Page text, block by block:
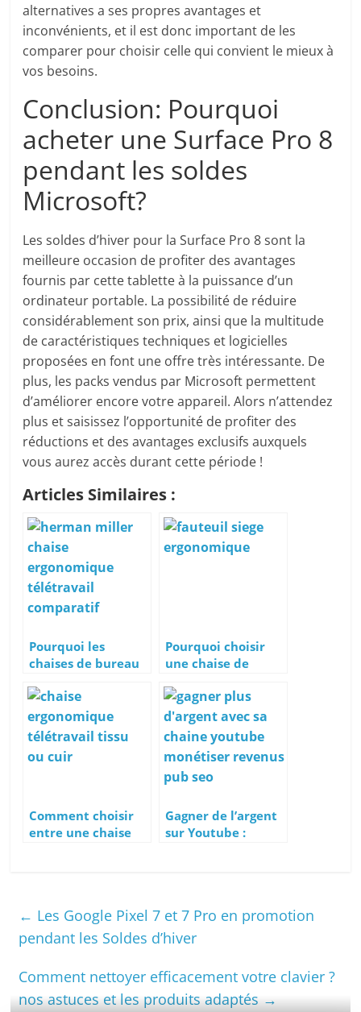
alternatives a ses propres avantages et
inconvénients, et il est donc important de les
comparer pour choisir celle qui convient le mieux à
vos besoins.
Conclusion: Pourquoi
acheter une Surface Pro 8
pendant les soldes
Microsoft?
Les soldes d’hiver pour la Surface Pro 8 sont la
meilleure occasion de profiter des avantages
fournis par cette tablette à la puissance d’un
ordinateur portable. La possibilité de réduire
considérablement son prix, ainsi que la multitude
de caractéristiques techniques et logicielles
proposées en font une offre très intéressante. De
plus, les packs vendus par Microsoft permettent
d’améliorer encore votre appareil. Alors n’attendez
plus et saisissez l’opportunité de profiter des
réductions et des avantages exclusifs auxquels
vous aurez accès durant cette période !
Articles Similaires :
Pourquoi les
chaises de bureau
sont-elles si chères
?
Pourquoi choisir
une chaise de
ergonomique pour
télétravailler
Comment choisir
entre une chaise
Gagner de l’argent
sur Youtube :
Revenus
Publicitaires
← Les Google Pixel 7 et 7 Pro en promotion
pendant les Soldes d’hiver
Comment nettoyer efficacement votre clavier ?
nos astuces et les produits adaptés→